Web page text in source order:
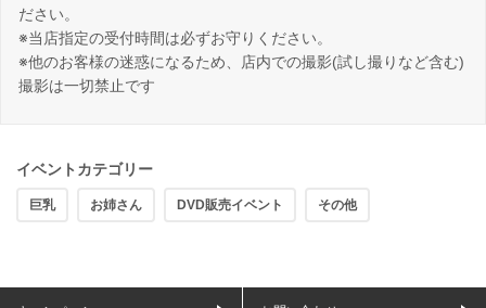
ださい。
※当店指定の受付時間は必ずお守りください。
※他のお客様の迷惑になるため、店内での撮影(試し撮りなど含む)
撮影は一切禁止です
イベントカテゴリー
巨乳 お姉さん DVD販売イベント その他